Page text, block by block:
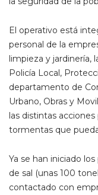
El operativo está
personal de la
limpieza y jardinería,
Policía Local,
departamento de
Urbano, Obras y
las distintas
tormentas que
Ya se han iniciado
de sal (unas 100
contactado con